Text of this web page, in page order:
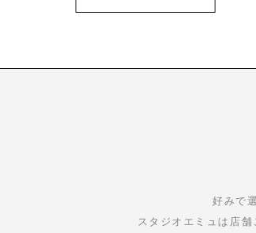
好みで
スタジオエミュは店